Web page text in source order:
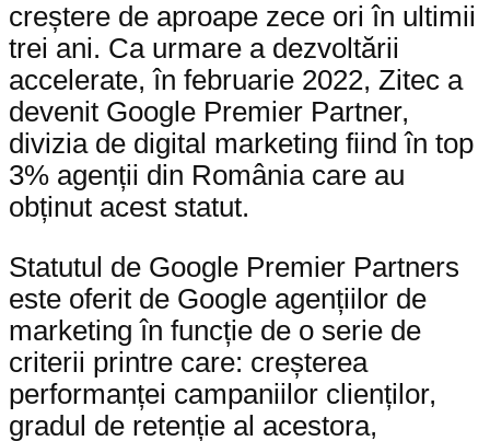
creștere de aproape zece ori în ultimii
trei ani. Ca urmare a dezvoltării
accelerate, în februarie 2022, Zitec a
devenit Google Premier Partner,
divizia de digital marketing fiind în top
3% agenții din România care au
obținut acest statut.
Statutul de Google Premier Partners
este oferit de Google agențiilor de
marketing în funcție de o serie de
criterii printre care: creșterea
performanței campaniilor clienților,
gradul de retenție al acestora,